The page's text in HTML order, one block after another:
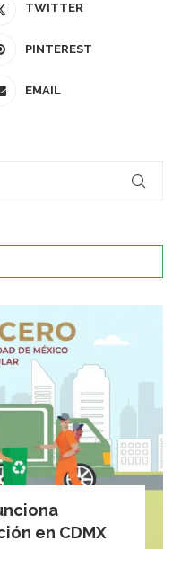
TWITTER
PINTEREST
EMAIL
en CDMX